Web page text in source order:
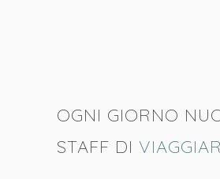
OGNI GIORNO
STAFF DI